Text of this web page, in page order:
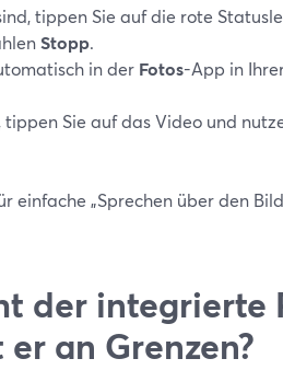
tippen Sie auf die rote
Stopp.
in der Fotos-App in
tippen Sie auf das Video und
einfache „Sprechen über den
der integrierte
an Grenzen?